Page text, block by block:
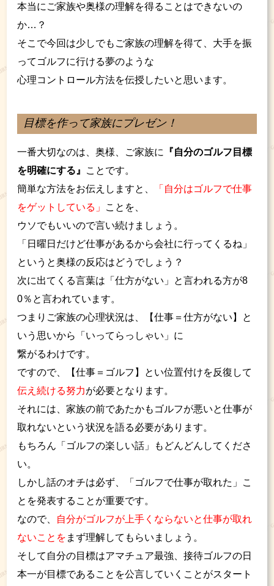
本当にご家族や奥様の理解を得ることはできないの
か…？
そこで今回は少しでもご家族の理解を得て、大手を振
ってゴルフに行ける夢のような
心理コントロール方法を伝授したいと思います。
目標を作って家族にプレゼン！
一番大切なのは、奥様、ご家族に
『自分のゴルフ目標
を明確にする』
ことです。
簡単な方法をお伝えしますと、
「自分はゴルフで仕事
をゲットしている」
ことを、
ウソでもいいので言い続けましょう。
「日曜日だけど仕事があるから会社に行ってくるね」
というと奥様の反応はどうでしょう？
次に出てくる言葉は「仕方がない」と言われる方が8
0％と言われています。
つまりご家族の心理状況は、【仕事＝仕方がない】と
いう思いから「いってらっしゃい」に
繋がるわけです。
ですので、【仕事＝ゴルフ】とい位置付けを反復して
伝え続ける努力が必要となります。
それには、家族の前であたかもゴルフが悪いと仕事が
取れないという状況を語る必要があります。
もちろん「ゴルフの楽しい話」もどんどんしてくださ
い。
しかし話のオチは必ず、「ゴルフで仕事が取れた」こ
とを発表することが重要です。
なので、
自分がゴルフが上手くならないと仕事が取れ
ないことを まず理解してもらいましょう。
そして自分の目標はアマチュア最強、接待ゴルフの日
本一が目標であることを公言していくことがスタート